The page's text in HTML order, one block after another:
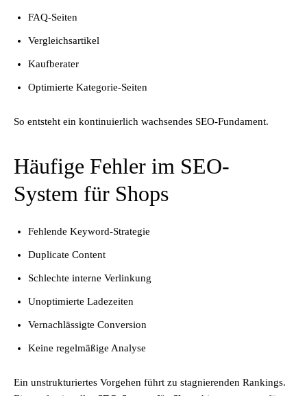
FAQ-Seiten
Vergleichsartikel
Kaufberater
Optimierte Kategorie-Seiten
So entsteht ein kontinuierlich wachsendes SEO-Fundament.
Häufige Fehler im SEO-
System für Shops
Fehlende Keyword-Strategie
Duplicate Content
Schlechte interne Verlinkung
Unoptimierte Ladezeiten
Vernachlässigte Conversion
Keine regelmäßige Analyse
Ein unstrukturiertes Vorgehen führt zu stagnierenden Rankings.